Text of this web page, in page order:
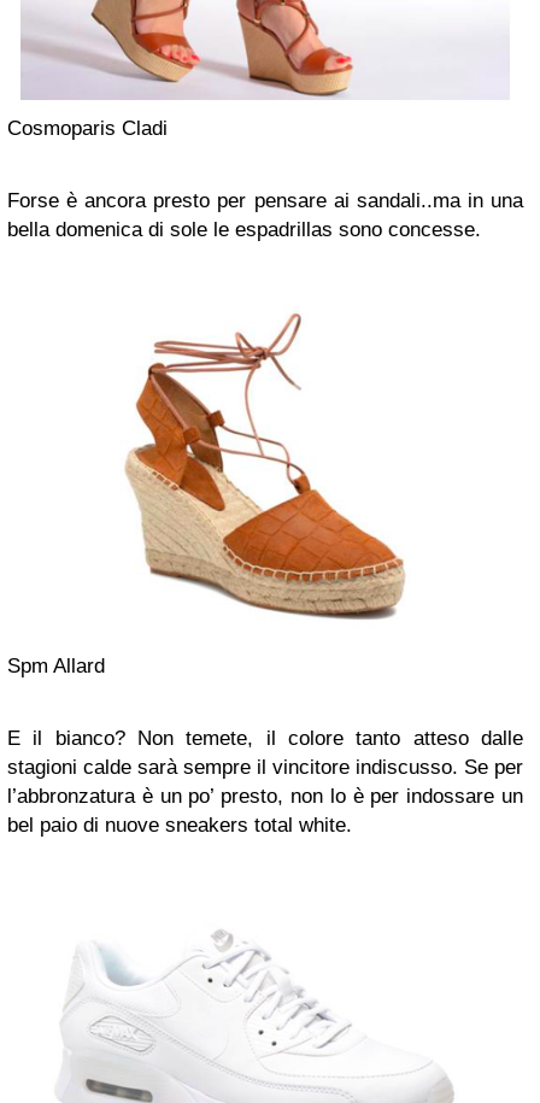
Cosmoparis Cladi
Forse è ancora presto per pensare ai sandali..ma in una
bella domenica di sole le espadrillas sono concesse.
Spm Allard
E il bianco? Non temete, il colore tanto atteso dalle
stagioni calde sarà sempre il vincitore indiscusso. Se per
l’abbronzatura è un po’ presto, non lo è per indossare un
bel paio di nuove sneakers total white.